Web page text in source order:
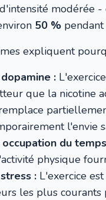
modérée
50 %
expliquent
:
que la nicotine
l'envie
du
physique
: L'exercice
les plus